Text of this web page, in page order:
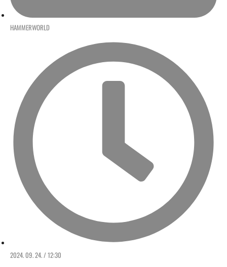
HAMMERWORLD
2024. 09. 24. / 12:30